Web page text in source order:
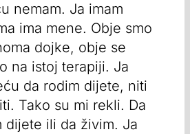
nemam. Ja imam
ima mene. Obje smo
dojke, obje se
na istoj terapiji. Ja
da rodim dijete, niti
Tako su mi rekli. Da
dijete ili da živim. Ja